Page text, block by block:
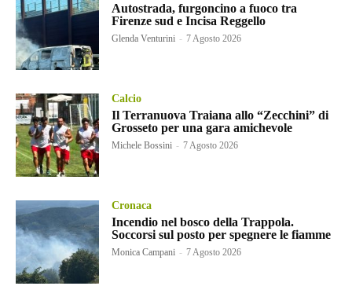
Autostrada, furgoncino a fuoco tra
Firenze sud e Incisa Reggello
Glenda Venturini - 7 Agosto 2026
Calcio
Il Terranuova Traiana allo “Zecchini” di
Grosseto per una gara amichevole
Michele Bossini - 7 Agosto 2026
Cronaca
Incendio nel bosco della Trappola.
Soccorsi sul posto per spegnere le fiamme
Monica Campani - 7 Agosto 2026